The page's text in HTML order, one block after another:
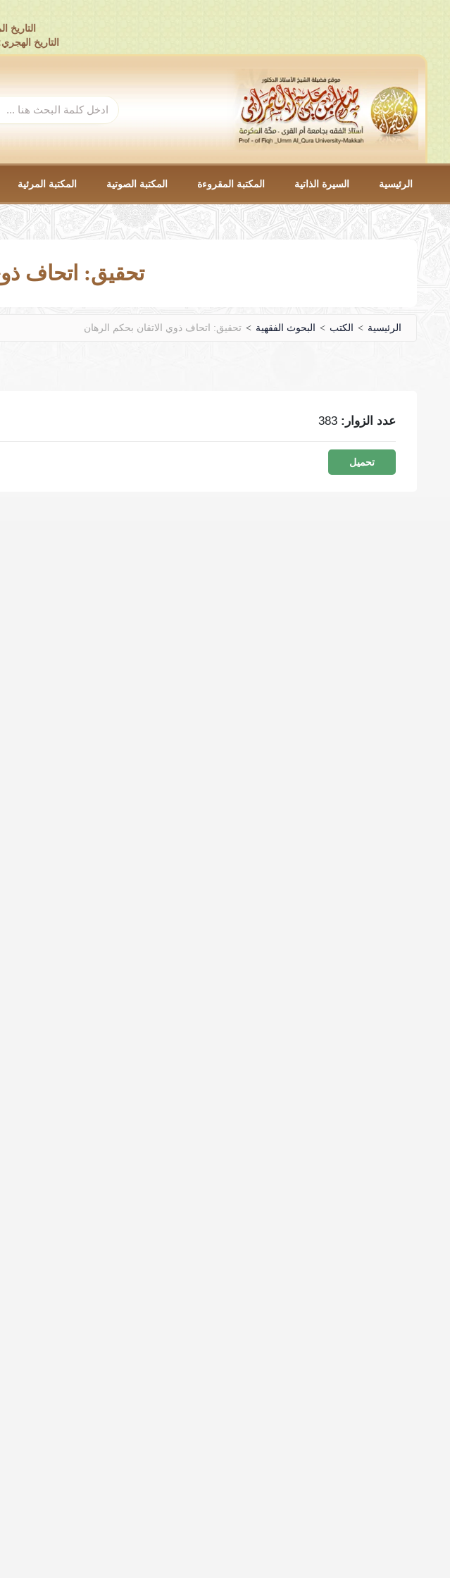
التاريخ
التاريخ الهجري:
الرئيسية السيرة الذاتية المكتبة المقروءة المكتبة الصوتية المكتبة المرئية
تحقيق: اتحاف
الرئيسية > الكتب > البحوث الفقهية > تحقيق: اتحاف ذوي الاتقان بحكم الرهان
عدد الزوار: 383
تحميل